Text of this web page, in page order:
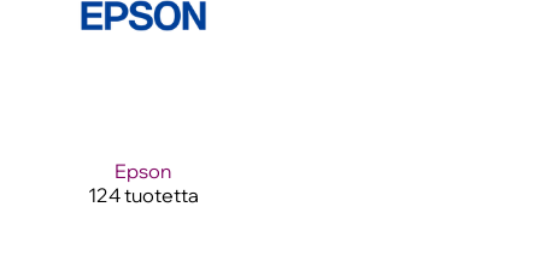
Epson
124 tuotetta